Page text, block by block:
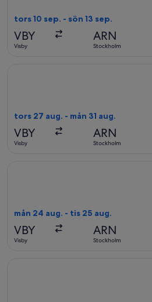
tors 10 sep. - sön 13 sep.
VBY
Visby
ARN
Stockholm
tors 27 aug. - mån 31 aug.
VBY
Visby
ARN
Stockholm
mån 24 aug. - tis 25 aug.
VBY
Visby
ARN
Stockholm